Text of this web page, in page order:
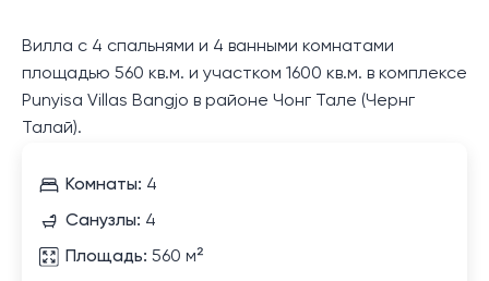
Вилла с 4 спальнями и 4 ванными комнатами
площадью 560 кв.м. и участком 1600 кв.м. в комплексе
Punyisa Villas Bangjo в районе Чонг Тале (Чернг
Талай).
Комнаты: 4
Санузлы: 4
Площадь: 560 м²